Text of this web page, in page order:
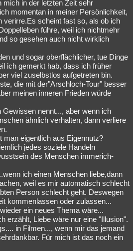
in der letzten Zeit sehr
momentan in meiner Persönlichkeit,
verirre.Es scheint fast so, als ob ich
führe, weil ich nichtmehr
so gesehen auch nicht wirklich
und sogar oberflächlicher, tue Dinge
ich gemerkt hab, dass ich früher
viel zuselbstlos aufgetreten bin.
die mit der"Arschloch-Tour" besser
meinen inneren Frieden würde
nennt..., aber wenn ich
ähnlich verhalten, dann verliere
man eigentlich aus Eigennutz?
jedes soziele Handeln
des Menschen immerich-
ich einen Menschen liebe,dann
weil es mir automatisch schlecht
Person schlecht geht. Deswegen
kommenlassen oder zulassen...
ein neues Thema wäre...
erzählt, Liebe wäre nur eine "Illusion".
in Filmen..., wenn mir das jemand
Für mich ist das noch ein